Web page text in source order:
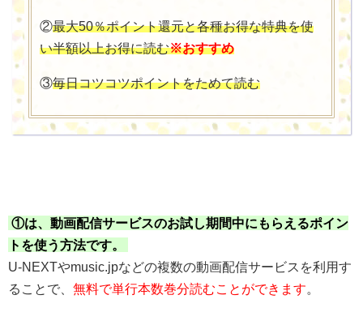
②最大50％ポイント還元と各種お得な特典を使
い半額以上お得に読む※おすすめ
③毎日コツコツポイントをためて読む
①は、動画配信サービスのお試し期間中にもらえるポイン
トを使う方法です。
U-NEXTやmusic.jpなどの複数の動画配信サービスを利用す
ることで、 無料で単行本数巻分読むことができます